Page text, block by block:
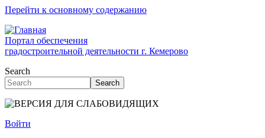
Перейти к основному содержанию
Портал обеспечения
градостроительной деятельности г. Кемерово
Search
Search
Войти